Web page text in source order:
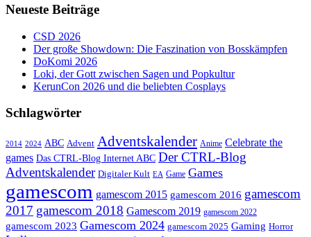
Neueste Beiträge
CSD 2026
Der große Showdown: Die Faszination von Bosskämpfen
DoKomi 2026
Loki, der Gott zwischen Sagen und Popkultur
KerunCon 2026 und die beliebten Cosplays
Schlagwörter
2014 2024 ABC Advent Adventskalender Anime Celebrate the
games Das CTRL-Blog Internet ABC Der CTRL-Blog
Adventskalender Digitaler Kult EA Game Games
gamescom gamescom 2015 gamescom 2016 gamescom
2017 gamescom 2018 Gamescom 2019 gamescom 2022
gamescom 2023 Gamescom 2024 gamescom 2025 Gaming Horror